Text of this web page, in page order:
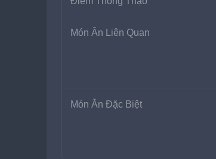
Món Ăn Liên Quan
Món Ăn Đặc Biệt